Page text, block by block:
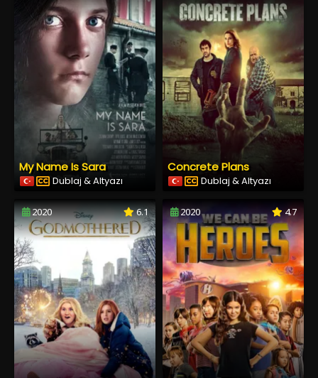
My Name Is Sara
Dublaj & Altyazı
Concrete Plans
Dublaj & Altyazı
2020 6.1 2020 4.7